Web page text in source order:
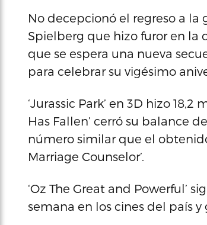
No decepcionó el regreso a la
Spielberg que hizo furor en la
que se espera una nueva
para celebrar su vigésimo
‘Jurassic Park’ en 3D hizo
Has Fallen’ cerró su balance
número similar que el obtenido
Marriage Counselor’.
‘Oz The Great and Powerful’
semana en los cines del país y